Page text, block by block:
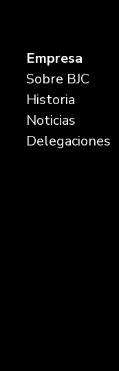
Empresa
Sobre BJC
Historia
Noticias
Delegaciones